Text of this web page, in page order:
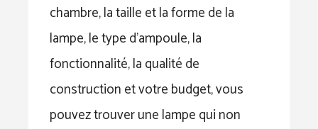
chambre, la taille et la forme de la
lampe, le type d’ampoule, la
fonctionnalité, la qualité de
construction et votre budget, vous
pouvez trouver une lampe qui non